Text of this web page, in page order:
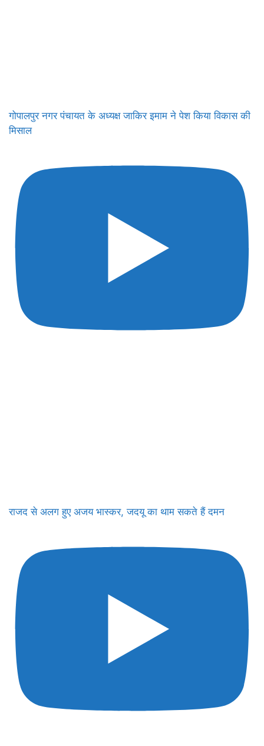
गोपालपुर नगर पंचायत के अध्यक्ष जाकिर इमाम ने पेश किया विकास की
मिसाल
राजद से अलग हुए अजय भास्कर, जदयू का थाम सकते हैं दमन